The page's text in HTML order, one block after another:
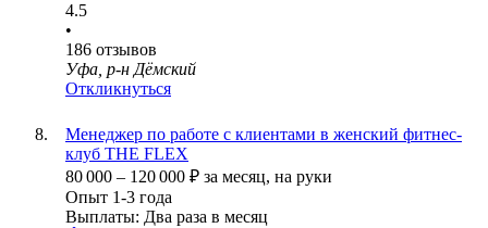
4.5
•
186 отзывов
Уфа, р-н Дёмский
Откликнуться
Менеджер по работе с клиентами в женский фитнес-
клуб THE FLEX
80 000 – 120 000 ₽ за месяц, на руки
Опыт 1-3 года
Выплаты: Два раза в месяц